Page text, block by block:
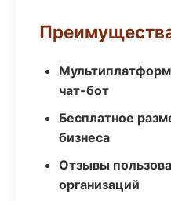
чат-бот
Бесплатное
бизнеса
Отзывы
организаций